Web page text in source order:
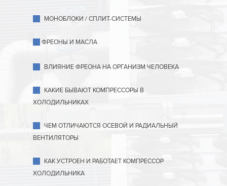
МОНОБЛОКИ / СПЛИТ-СИСТЕМЫ
ФРЕОНЫ И МАСЛА
ВЛИЯНИЕ ФРЕОНА НА ОРГАНИЗМ ЧЕЛОВЕКА
КАКИЕ БЫВАЮТ КОМПРЕССОРЫ В
ХОЛОДИЛЬНИКАХ
ЧЕМ ОТЛИЧАЮТСЯ ОСЕВОЙ И РАДИАЛЬНЫЙ
ВЕНТИЛЯТОРЫ
КАК УСТРОЕН И РАБОТАЕТ КОМПРЕССОР
ХОЛОДИЛЬНИКА